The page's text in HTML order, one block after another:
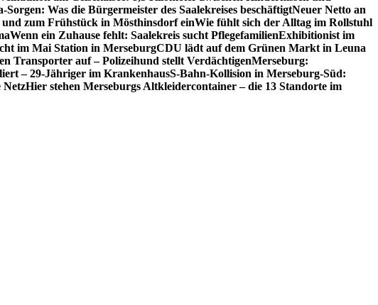
Was die Bürgermeister des Saalekreises beschäftigtNeuer Netto an
zum Frühstück in Mösthinsdorf einWie fühlt sich der Alltag im Rollstuhl
Wenn ein Zuhause fehlt: Saalekreis sucht PflegefamilienExhibitionist im
im Mai Station in MerseburgCDU lädt auf dem Grünen Markt in Leuna
Transporter auf – Polizeihund stellt VerdächtigenMerseburg:
– 29-Jähriger im KrankenhausS-Bahn-Kollision in Merseburg-Süd:
NetzHier stehen Merseburgs Altkleidercontainer – die 13 Standorte im